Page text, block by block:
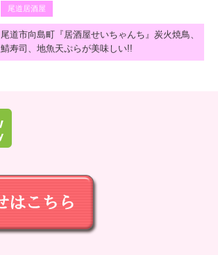
尾道居酒屋
尾道市向島町『居酒屋せいちゃんち』炭火焼鳥、
鯖寿司、地魚天ぷらが美味しい!!